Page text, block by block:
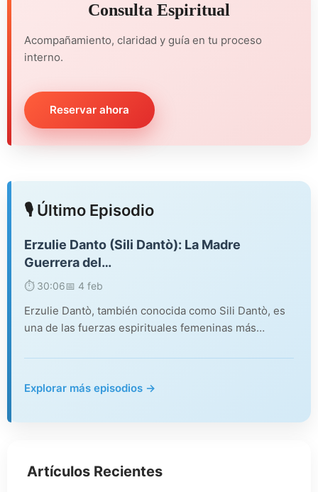
Consulta Espiritual
Acompañamiento, claridad y guía en tu proceso
interno.
Reservar ahora
🎙️ Último Episodio
Erzulie Danto (Sili Dantò): La Madre
Guerrera del…
⏱️ 30:06📅 4 feb
Erzulie Dantò, también conocida como Sili Dantò, es
una de las fuerzas espirituales femeninas más…
Explorar más episodios →
Artículos Recientes